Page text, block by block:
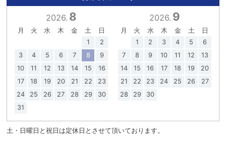
2026. 8
月 火 水 木 金 土
日
1
2
3
4 5 6 7 8
9
10
11 12 13 14 15
16
17
18 19 20 21 22
23
24
25 26 27 28 29
30
31
2026. 9
月 火 水 木 金 土
日
1
2 3 4 5
6
7
8 9 10 11 12
13
14
15 16 17 18 19
20
21
22 23 24 25 26
27
28
29 30
土・日曜日と祝日は定休日とさせて頂いております。